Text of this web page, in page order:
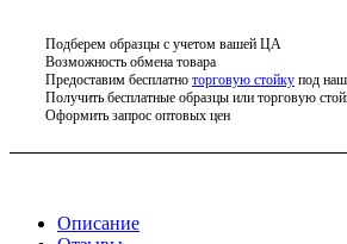
Подберем образцы с учетом вашей ЦА
Возможность обмена товара
Предоставим бесплатно торговую стойку под
Получить бесплатные образцы или торговую
Оформить запрос оптовых цен
Описание